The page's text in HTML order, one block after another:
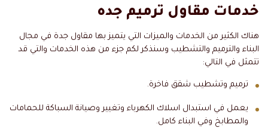
خدمات مقاول ترميم جده
هناك الكثير من الخدمات والميزات التي يتميز بها مقاول جدة في مجال
البناء والترميم والتشطيب وسنذكر لكم جزء من هذه الخدمات والتي قد
تتمثل في التالي:
ترميم وتشطيب شقق فاخرة.
يعمل في استبدال اسلاك الكهرباء وتغيير وصيانة السباكة للحمامات
والمطابخ وفي البناء كامل.